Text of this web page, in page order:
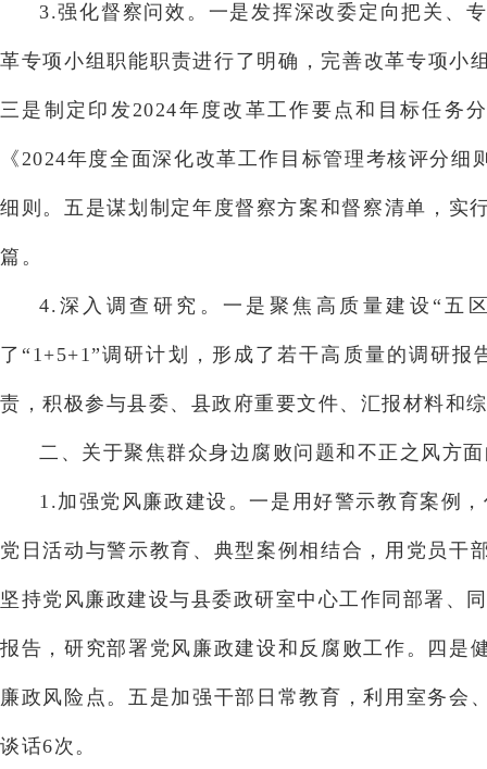
3.强化督察问效。一是发挥深改委定向把关、
革专项小组职能职责进行了明确，完善改革专项小
三是制定印发2024年度改革工作要点和目标任务
《2024年度全面深化改革工作目标管理考核评分
细则。五是谋划制定年度督察方案和督察清单，实
篇。
4.深入调查研究。一是聚焦高质量建设“五
了“1+5+1”调研计划，形成了若干高质量的调研
责，积极参与县委、县政府重要文件、汇报材料和
二、关于聚焦群众身边腐败问题和不正之风方
1.加强党风廉政建设。一是用好警示教育案例
党日活动与警示教育、典型案例相结合，用党员干
坚持党风廉政建设与县委政研室中心工作同部署、
报告，研究部署党风廉政建设和反腐败工作。四是
廉政风险点。五是加强干部日常教育，利用室务会
谈话6次。